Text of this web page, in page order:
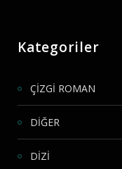
Kategoriler
ÇİZGİ ROMAN
DİĞER
DİZİ